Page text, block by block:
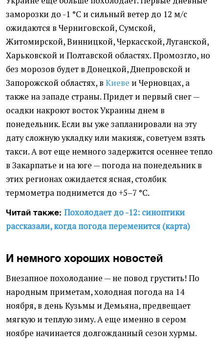
заморозки до -1 °С и сильный ветер до 12 м/с
ожидаются в Черниговской, Сумской,
Житомирской, Винницкой, Черкасской, Луганской,
Харьковской и Полтавской областях. Промозгло, но
без морозов будет в Донецкой, Днепровской и
Запорожской областях, в Киеве и Черновцах, а
также на западе страны. Придет и первый снег —
осадки накроют восток Украины днем в
понедельник. Если вы уже запланировали на эту
дату сложную укладку или макияж, советуем взять
такси. А вот еще немного задержится осеннее тепло
в Закарпатье и на юге — погода на понедельник в
этих регионах ожидается ясная, столбик
термометра поднимется до +5–7 °С.
Читай также: Похолодает до -12: синоптики
рассказали, когда погода переменится (карта)
И немного хороших новостей
Внезапное похолодание — не повод грустить! По
народным приметам, холодная погода на 14
ноября, в день Кузьмы и Демьяна, предвещает
мягкую и теплую зиму. А еще именно в сером
ноябре начинается долгожданный сезон хурмы.